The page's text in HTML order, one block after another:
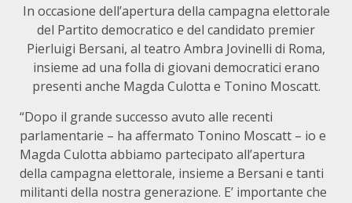
In occasione dell’apertura della campagna elettorale
del Partito democratico e del candidato premier
Pierluigi Bersani, al teatro Ambra Jovinelli di Roma,
insieme ad una folla di giovani democratici erano
presenti anche Magda Culotta e Tonino Moscatt.
“Dopo il grande successo avuto alle recenti
parlamentarie – ha affermato Tonino Moscatt – io e
Magda Culotta abbiamo partecipato all’apertura
della campagna elettorale, insieme a Bersani e tanti
militanti della nostra generazione. E’ importante che